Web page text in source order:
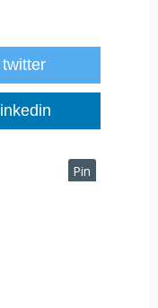
twitter
linkedin
Pin